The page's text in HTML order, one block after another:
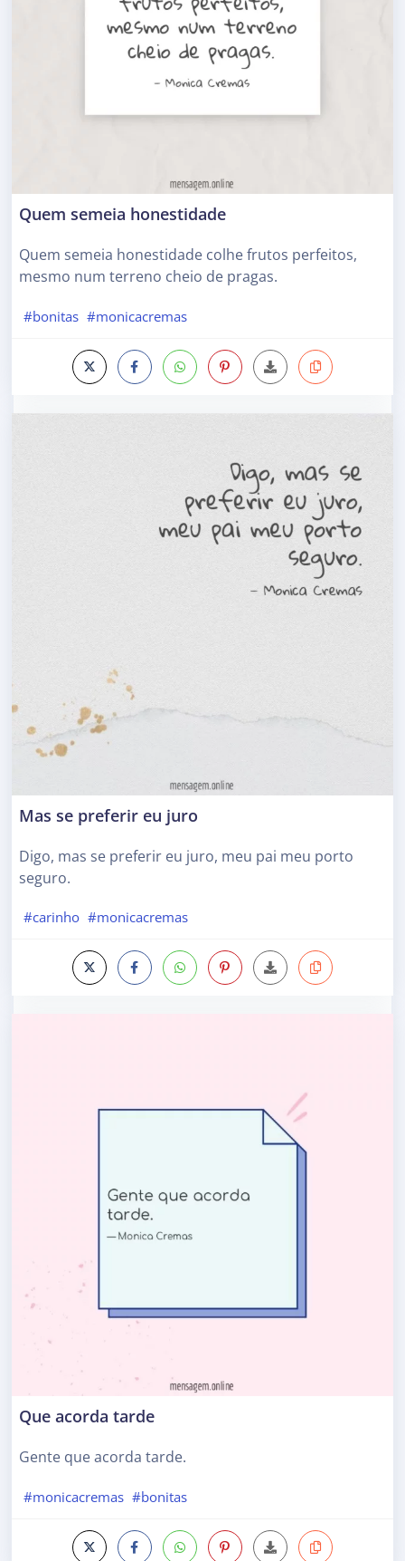
Quem semeia honestidade
Quem semeia honestidade colhe frutos perfeitos,
mesmo num terreno cheio de pragas.
#bonitas #monicacremas
Mas se preferir eu juro
Digo, mas se preferir eu juro, meu pai meu porto
seguro.
#carinho #monicacremas
Que acorda tarde
Gente que acorda tarde.
#monicacremas #bonitas